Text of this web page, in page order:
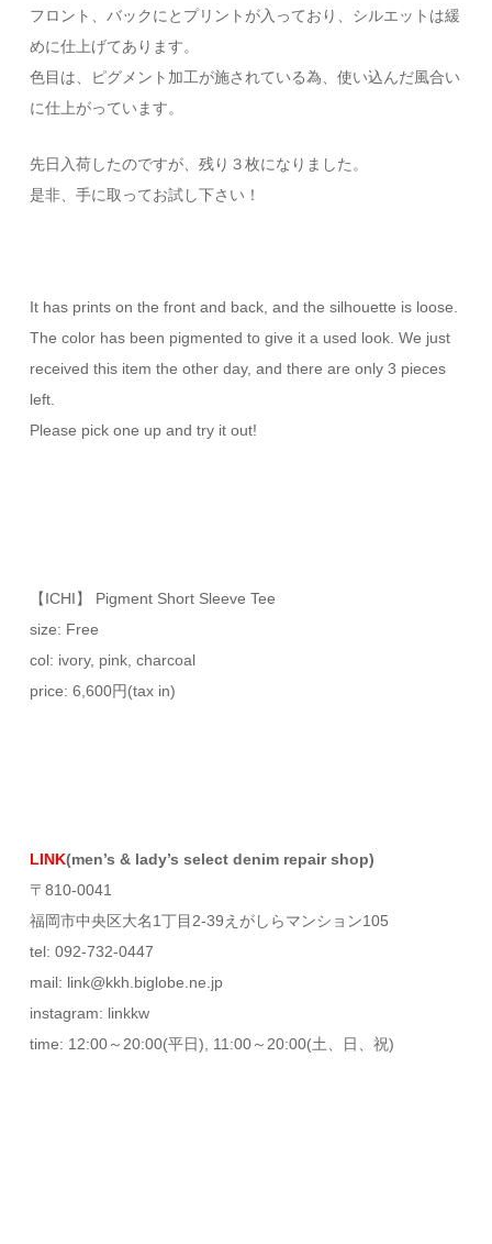
フロント、バックにとプリントが入っており、シルエットは緩
めに仕上げてあります。
色目は、ピグメント加工が施されている為、使い込んだ風合い
に仕上がっています。
先日入荷したのですが、残り３枚になりました。
是非、手に取ってお試し下さい！
It has prints on the front and back, and the silhouette is loose.
The color has been pigmented to give it a used look. We just
received this item the other day, and there are only 3 pieces
left.
Please pick one up and try it out!
【ICHI】 Pigment Short Sleeve Tee
size: Free
col: ivory, pink, charcoal
price: 6,600円(tax in)
LINK(men’s & lady’s select denim repair shop)
〒810-0041
福岡市中央区大名1丁目2-39えがしらマンション105
tel: 092-732-0447
mail: link@kkh.biglobe.ne.jp
instagram: linkkw
time: 12:00～20:00(平日), 11:00～20:00(土、日、祝)